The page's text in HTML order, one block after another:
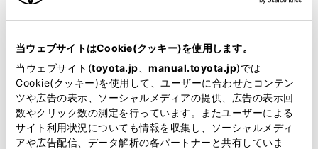
当ウェブサイトはCookie(クッキー)を使用します。
当ウェブサイト(toyota.jp manual.toyota.jp)では
Cookie(クッキー)を使用して、ユーザーに合わせたコンテン
ツや広告の表示、ソーシャルメディアの提供、広告の表示回
数やクリック数の測定を行っています。またユーザーによる
サイト利用状況についても情報を収集し、ソーシャルメディ
アや広告配信、データ解析の各パートナーと共有していま
販売は近畿２府４県及び三重県に限らせて頂きます。
支払総額 346.8 万円
車両価格 335.5万円 諸費用 11.3万円
※ 価格は展示店にて8月登録の場合 ※ 消費税10％込み
月々定額プラン